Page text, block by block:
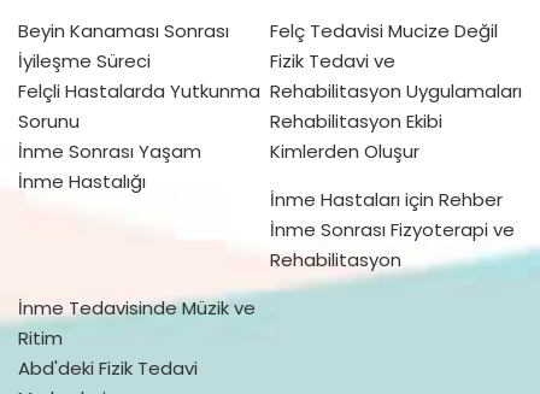
Beyin Kanaması Sonrası
İyileşme Süreci
Felçli Hastalarda Yutkunma
Sorunu
İnme Sonrası Yaşam
İnme Hastalığı
Felç Tedavisi Mucize Değil
Fizik Tedavi ve
Rehabilitasyon Uygulamaları
Rehabilitasyon Ekibi
Kimlerden Oluşur
İnme Hastaları için Rehber
İnme Sonrası Fizyoterapi ve
Rehabilitasyon
İnme Tedavisinde Müzik ve
Ritim
Abd'deki Fizik Tedavi